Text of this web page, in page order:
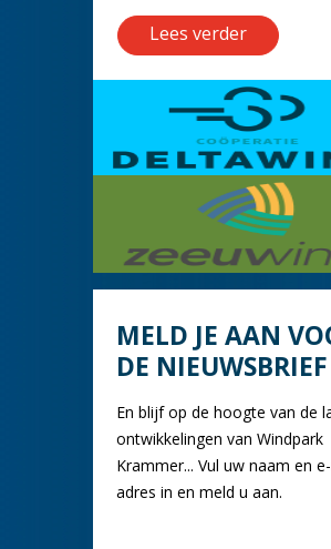
Lees verder
MELD JE AAN
DE NIEUWSBRIEF
En blijf op de hoogte van de
ontwikkelingen van Windpark
Krammer... Vul uw naam en
adres in en meld u aan.